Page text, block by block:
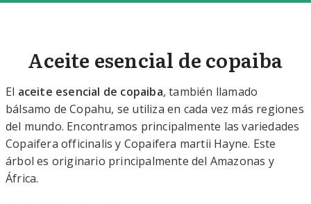
Aceite esencial de copaiba
El aceite esencial de copaiba, también llamado
bálsamo de Copahu, se utiliza en cada vez más regiones
del mundo. Encontramos principalmente las variedades
Copaifera officinalis y Copaifera martii Hayne. Este
árbol es originario principalmente del Amazonas y
África.